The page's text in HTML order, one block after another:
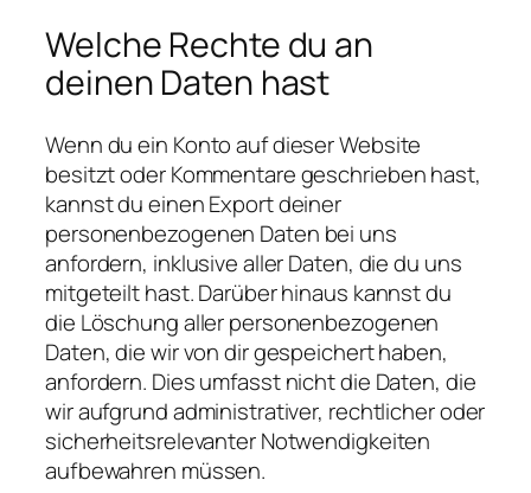
Welche Rechte du an
deinen Daten hast
Wenn du ein Konto auf dieser Website
besitzt oder Kommentare geschrieben hast,
kannst du einen Export deiner
personenbezogenen Daten bei uns
anfordern, inklusive aller Daten, die du uns
mitgeteilt hast. Darüber hinaus kannst du
die Löschung aller personenbezogenen
Daten, die wir von dir gespeichert haben,
anfordern. Dies umfasst nicht die Daten, die
wir aufgrund administrativer, rechtlicher oder
sicherheitsrelevanter Notwendigkeiten
aufbewahren müssen.